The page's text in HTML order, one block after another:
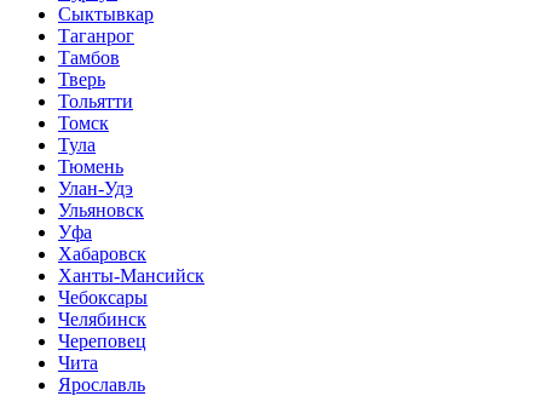
Сыктывкар
Таганрог
Тамбов
Тверь
Тольятти
Томск
Тула
Тюмень
Улан-Удэ
Ульяновск
Уфа
Хабаровск
Ханты-Мансийск
Чебоксары
Челябинск
Череповец
Чита
Ярославль